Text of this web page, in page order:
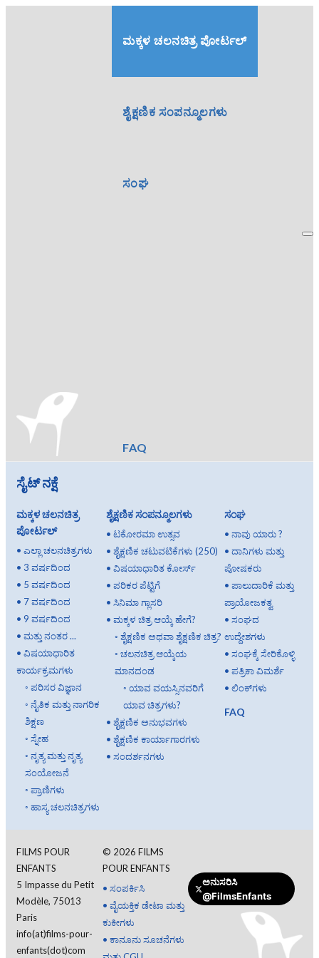
ಮಕ್ಕಳ ಚಲನಚಿತ್ರ ಪೋರ್ಟಲ್
ಶೈಕ್ಷಣಿಕ ಸಂಪನ್ಮೂಲಗಳು
ಸಂಘ
FAQ
ದೇಣಿಗೆ ನೀಡಿ
ಸೈಟ್ ನಕ್ಷೆ
ಮಕ್ಕಳ ಚಲನಚಿತ್ರ
ಪೋರ್ಟಲ್
• ಎಲ್ಲಾ ಚಲನಚಿತ್ರಗಳು
• 3 ವರ್ಷದಿಂದ
• 5 ವರ್ಷದಿಂದ
• 7 ವರ್ಷದಿಂದ
• 9 ವರ್ಷದಿಂದ
• ಮತ್ತು ನಂತರ ...
• ವಿಷಯಾಧಾರಿತ
ಕಾರ್ಯಕ್ರಮಗಳು
◦ ಪರಿಸರ ವಿಜ್ಞಾನ
◦ ನೈತಿಕ ಮತ್ತು ನಾಗರಿಕ
ಶಿಕ್ಷಣ
◦ ಸ್ನೇಹ
◦ ನೃತ್ಯ ಮತ್ತು ನೃತ್ಯ
ಸಂಯೋಜನೆ
◦ ಪ್ರಾಣಿಗಳು
◦ ಹಾಸ್ಯ ಚಲನಚಿತ್ರಗಳು
ಶೈಕ್ಷಣಿಕ ಸಂಪನ್ಮೂಲಗಳು
• ಟಕೋರಮಾ ಉತ್ಸವ
• ಶೈಕ್ಷಣಿಕ ಚಟುವಟಿಕೆಗಳು (250)
• ವಿಷಯಾಧಾರಿತ ಕೋರ್ಸ್
• ಪರಿಕರ ಪೆಟ್ಟಿಗೆ
• ಸಿನಿಮಾ ಗ್ಲಾಸರಿ
• ಮಕ್ಕಳ ಚಿತ್ರ ಆಯ್ಕೆ ಹೇಗೆ?
◦ ಶೈಕ್ಷಣಿಕ ಅಥವಾ ಶೈಕ್ಷಣಿಕ ಚಿತ್ರ?
◦ ಚಲನಚಿತ್ರ ಆಯ್ಕೆಯ
ಮಾನದಂಡ
◦ ಯಾವ ವಯಸ್ಸಿನವರಿಗೆ
ಯಾವ ಚಿತ್ರಗಳು?
• ಶೈಕ್ಷಣಿಕ ಅನುಭವಗಳು
• ಶೈಕ್ಷಣಿಕ ಕಾರ್ಯಾಗಾರಗಳು
• ಸಂದರ್ಶನಗಳು
ಸಂಘ
•ನಾವು ಯಾರು ?
•ದಾನಿಗಳು ಮತ್ತು
ಪೋಷಕರು
•ಪಾಲುದಾರಿಕೆ ಮತ್ತು
ಪ್ರಾಯೋಜಕತ್ವ
•ಸಂಘದ
ಉದ್ದೇಶಗಳು
•ಸಂಘಕ್ಕೆ ಸೇರಿಕೊಳ್ಳಿ
•ಪತ್ರಿಕಾ ವಿಮರ್ಶೆ
•ಲಿಂಕ್‌ಗಳು
FAQ
FILMS POUR
ENFANTS
5 Impasse du Petit
Modèle, 75013
Paris
info(at)films-pour-
enfants(dot)com
© 2026 FILMS
POUR ENFANTS
• ಸಂಪರ್ಕಿಸಿ
• ವೈಯಕ್ತಿಕ ಡೇಟಾ ಮತ್ತು
ಕುಕೀಗಳು
• ಕಾನೂನು ಸೂಚನೆಗಳು
ಅನುಸರಿಸಿ
@FilmsEnfants